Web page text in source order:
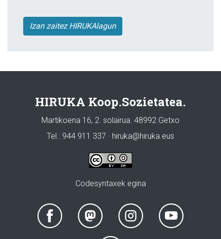
Izan zaitez HIRUKAlagun
HIRUKA Koop.Sozietatea.
Martikoena 16, 2. solairua. 48992 Getxo
Tel.: 944 911 337 · hiruka@hiruka.eus
Codesyntaxek egina